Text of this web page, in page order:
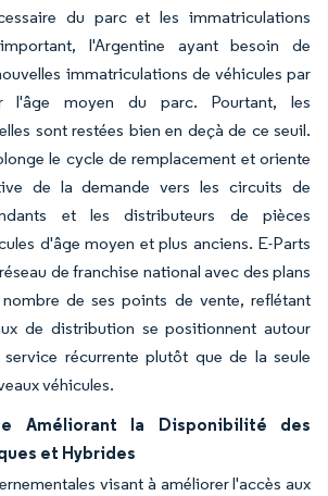
du parc et les immatriculations
l'Argentine ayant besoin de
immatriculations de véhicules par
l'âge moyen du parc. Pourtant, les
sont restées bien en deçà de ce seuil.
le cycle de remplacement et oriente
de la demande vers les circuits de
et les distributeurs de pièces
d'âge moyen et plus anciens. E-Parts
de franchise national avec des plans
de ses points de vente, reflétant
de distribution se positionnent autour
récurrente plutôt que de la seule
véhicules.
Améliorant la Disponibilité des
et Hybrides
visant à améliorer l'accès aux